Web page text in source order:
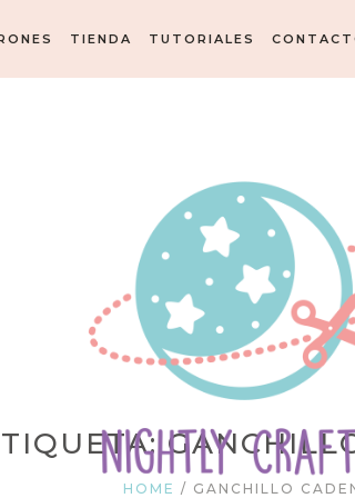
TIENDA TUTORIALES
HOME / GANCHILLO